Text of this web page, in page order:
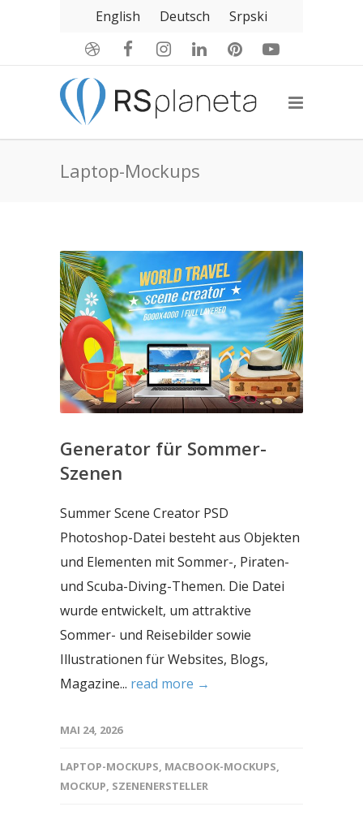
English Deutsch Srpski
Laptop-Mockups
Generator für Sommer-
Szenen
Summer Scene Creator PSD
Photoshop-Datei besteht aus Objekten
und Elementen mit Sommer-, Piraten-
und Scuba-Diving-Themen. Die Datei
wurde entwickelt, um attraktive
Sommer- und Reisebilder sowie
Illustrationen für Websites, Blogs,
Magazine... read more →
MAI 24, 2026
LAPTOP-MOCKUPS, MACBOOK-MOCKUPS,
MOCKUP, SZENENERSTELLER